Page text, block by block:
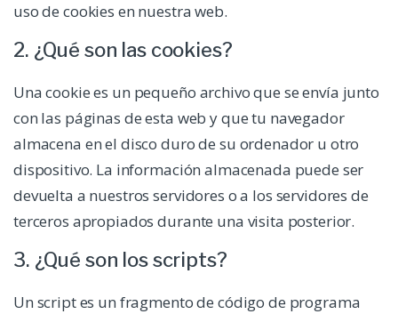
uso de cookies en nuestra web.
2. ¿Qué son las cookies?
Una cookie es un pequeño archivo que se envía junto
con las páginas de esta web y que tu navegador
almacena en el disco duro de su ordenador u otro
dispositivo. La información almacenada puede ser
devuelta a nuestros servidores o a los servidores de
terceros apropiados durante una visita posterior.
3. ¿Qué son los scripts?
Un script es un fragmento de código de programa